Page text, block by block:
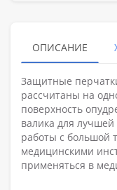
ОПИСАНИЕ
Защитные
рассчитаны на
поверхность
валика для
работы с большой
медицинскими
применяться в